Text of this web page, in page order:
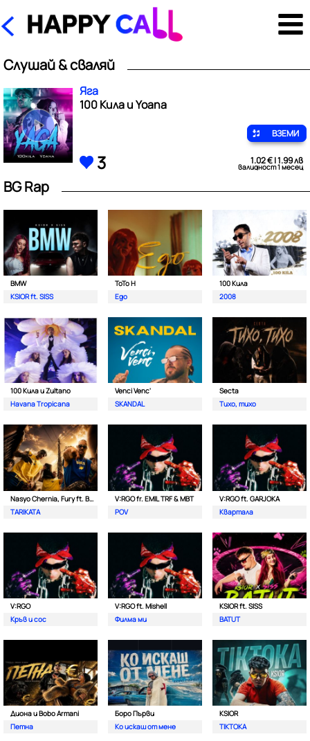
Слушай & сваляй
Яга
100 Кила и Yoana
ВЗЕМИ
3 1.02 € | 1.99 лв
валидност 1 месец
BG Rap
BMW
KSIOR ft. SISS
ToTo H
Ego
100 Кила
2008
100 Кила и Zultano
Havana Tropicana
Venci Venc'
SKANDAL
Secta
Тихо, тихо
Nasyo Chernia, Fury ft. Bobo Armani
TARIKATA
V:RGO fr. EMIL TRF & MBT
POV
V:RGO ft. GARJOKA
Квартала
V:RGO
Кръв и сос
V:RGO ft. Mishell
Филма ми
KSIOR ft. SISS
BATUT
Диона и Bobo Armani
Петна
Боро Първи
Ко искаш от мене
KSIOR
TIKTOKA